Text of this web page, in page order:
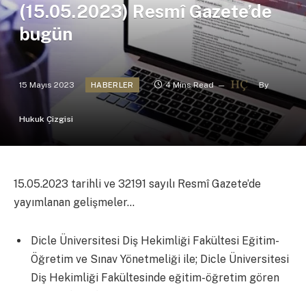
(15.05.2023) Resmî Gazete’de
bugün
15 Mayıs 2023 HABERLER 4 Mins Read By
Hukuk Çizgisi
15.05.2023 tarihli ve 32191 sayılı Resmî Gazete’de
yayımlanan gelişmeler…
Dicle Üniversitesi Diş Hekimliği Fakültesi Eğitim-
Öğretim ve Sınav Yönetmeliği ile; Dicle Üniversitesi
Diş Hekimliği Fakültesinde eğitim-öğretim gören